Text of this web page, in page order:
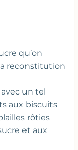
qu’on
reconstitution
un tel
aux biscuits
rôties
et aux